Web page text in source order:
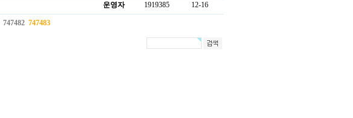
운영자 1919385 12-16
747482 747483